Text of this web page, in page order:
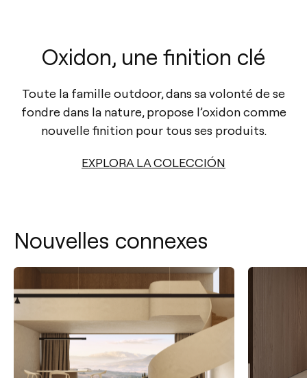
Oxidon, une finition clé
Toute la famille outdoor, dans sa volonté de se
fondre dans la nature, propose l’oxidon comme
nouvelle finition pour tous ses produits.
EXPLORA LA COLECCIÓN
Nouvelles connexes